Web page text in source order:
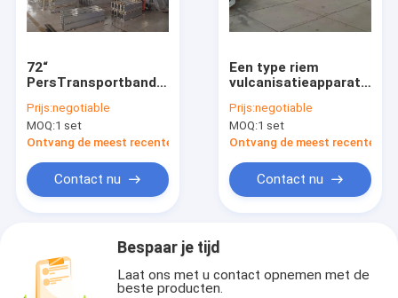
72“
PersTransportband
Machine voor Het
Certificaat van
Kolenmijnence
Prijs:negotiable
MOQ:1 set
Ontvang de meest recente Prijs
Contact nu
Een type riem
vulcanisatieapparatuur
voor zwaar gebruik
Prijs:negotiable
MOQ:1 set
Ontvang de meest recente
Contact nu
Bespaar je tijd
Laat ons met u contact opnemen met de
beste producten.